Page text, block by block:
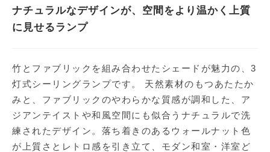
ナチュラルなデザインが、空間をより温かく上質
に見せるランプ
竹とファブリックを組み合わせたシェードが魅力の、3
灯式シーリングランプです。 天然素材のもつあたたか
みと、ファブリックのやわらかな質感が調和した、ア
ジアンテイストや和風空間にも似合うナチュラルで洗
練されたデザイン。落ち着きのあるウォールナット色
が上質さとレトロ感を引き立て、モダン和室・洋室ど